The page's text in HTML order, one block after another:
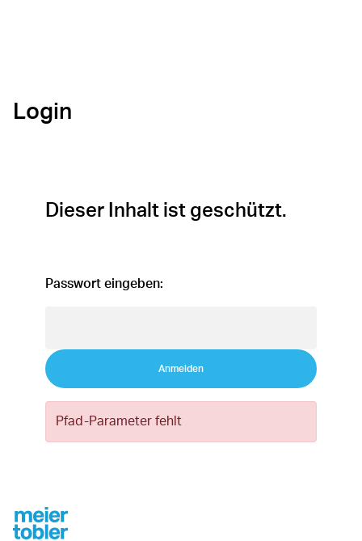
Login
Dieser Inhalt ist geschützt.
Passwort eingeben:
Anmelden
Pfad-Parameter fehlt
Footer